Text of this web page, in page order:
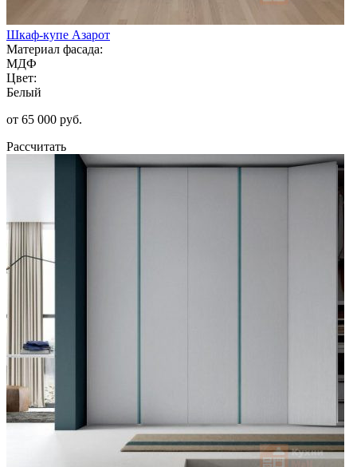
Шкаф-купе Азарот
Материал фасада:
МДФ
Цвет:
Белый
от 65 000 руб.
Рассчитать